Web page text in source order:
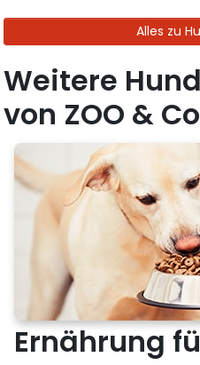
Alles zu
Weitere
von ZOO &
Ernährung